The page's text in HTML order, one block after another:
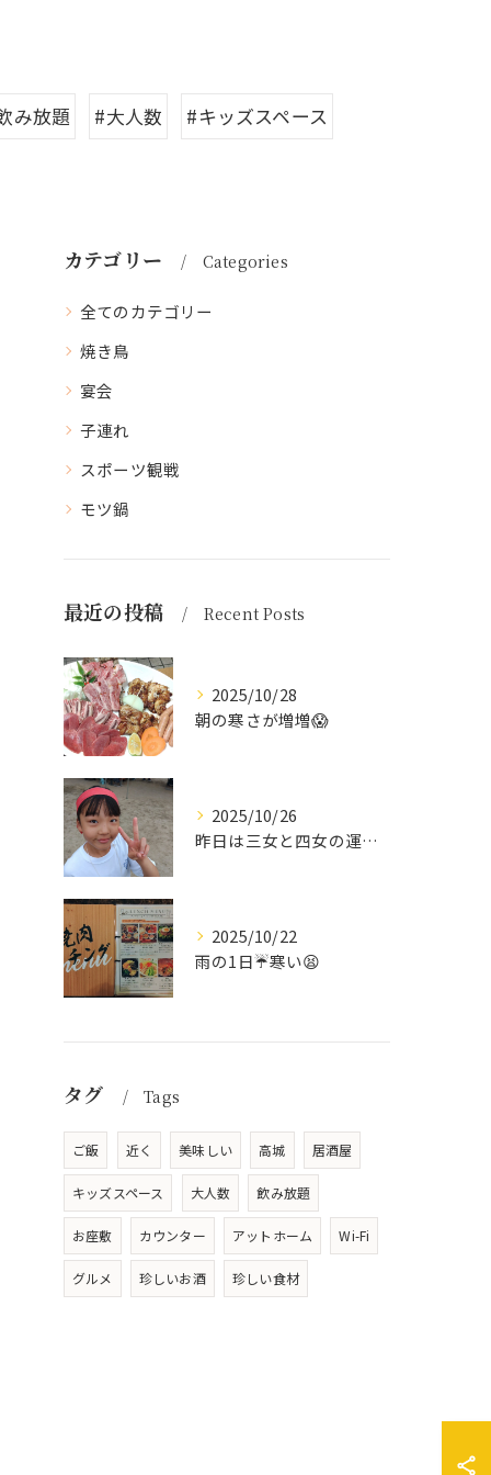
み放題 #大人数
#キッズスペース
カテゴリー Categories
全てのカテゴリー
焼き鳥
宴会
子連れ
スポーツ観戦
モツ鍋
最近の投稿 Recent Posts
2025/10/28
朝の寒さが増増😱
2025/10/26
昨日は三女と四女の運動会🥰
2025/10/22
雨の1日☔寒い😫
タグ Tags
ご飯 近く 美味しい 高城 居酒屋
キッズスペース 大人数 飲み放題
お座敷 カウンター アットホーム Wi-Fi
グルメ 珍しいお酒 珍しい食材